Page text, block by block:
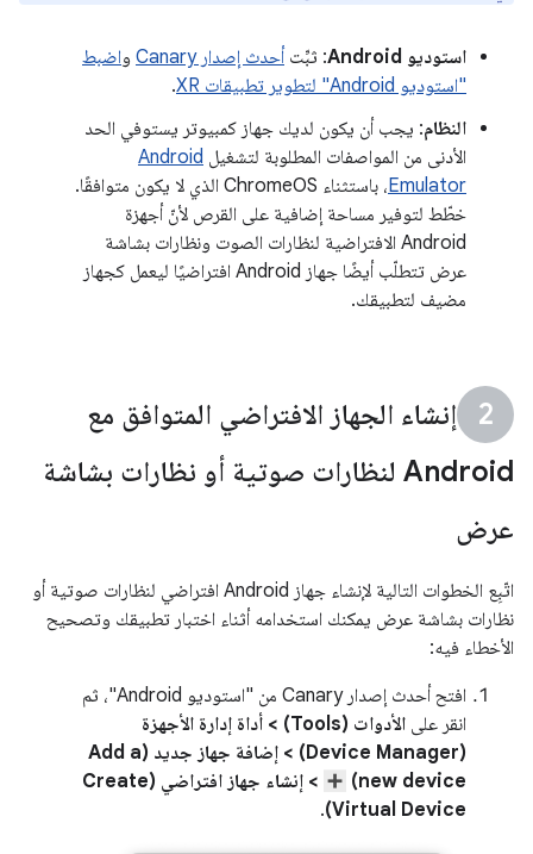
استوديو Android : ثبِّت أحدث إصدار Canary واضبط
"استوديو Android" لتطوير تطبيقات XR
.
النظام: يجب أن يكون لديك جهاز كمبيوتر يستوفي الحد
الأدنى من المواصفات المطلوبة لتشغيل Android
Emulator
، باستثناء ChromeOS الذي لا يكون متوافقًا.
خطّط لتوفير مساحة إضافية على القرص لأنّ أجهزة
Android الافتراضية لنظارات الصوت ونظارات بشاشة
عرض تتطلّب أيضًا جهاز Android افتراضيًا ليعمل كجهاز
مضيف لتطبيقك.
إنشاء الجهاز الافتراضي المتوافق مع
Android لنظارات صوتية أو نظارات بشاشة
عرض
اتّبِع الخطوات التالية لإنشاء جهاز Android افتراضي لنظارات صوتية أو
نظارات بشاشة عرض يمكنك استخدامه أثناء اختبار تطبيقك وتصحيح
الأخطاء فيه:
افتح أحدث إصدار Canary من "استوديو Android"، ثم
انقر على
الأدوات (Tools) > أداة إدارة الأجهزة
(Device Manager) > إضافة جهاز جديد (Add a
new device)
> إنشاء جهاز افتراضي (Create
Virtual Device)
.